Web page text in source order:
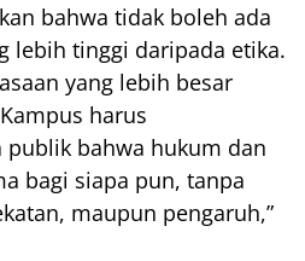
bahwa tidak boleh ada
lebih tinggi daripada etika.
yang lebih besar
harus
publik bahwa hukum dan
bagi siapa pun, tanpa
maupun pengaruh,”